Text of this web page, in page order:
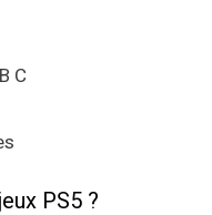
C
PS5 ?